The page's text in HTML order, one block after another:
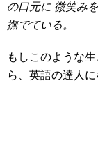
の口元に 微笑み
撫でている。
もしこのような
ら、英語の達人